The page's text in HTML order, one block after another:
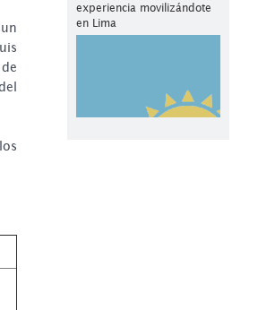
experiencia movilizándote
en Lima